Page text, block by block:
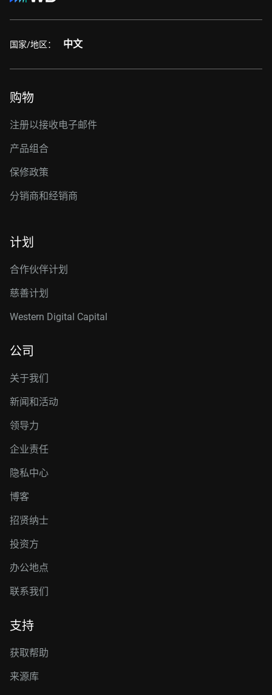
国家/地区： 中文
购物
注册以接收电子邮件
产品组合
保修政策
分销商和经销商
计划
合作伙伴计划
慈善计划
Western Digital Capital
公司
关于我们
新闻和活动
领导力
企业责任
隐私中心
博客
招贤纳士
投资方
办公地点
联系我们
支持
获取帮助
来源库